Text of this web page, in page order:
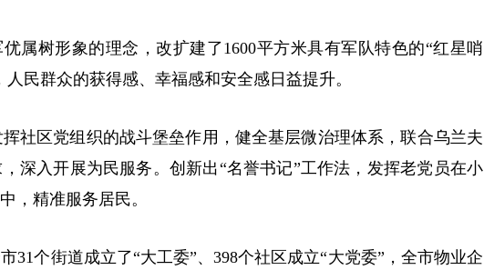
树形象的理念，改扩建了1600平方米具有军队特色的“红星哨
民群众的获得感、幸福感和安全感日益提升。
区党组织的战斗堡垒作用，健全基层微治理体系，联合乌兰夫
深入开展为民服务。创新出“名誉书记”工作法，发挥老党员在小
，精准服务居民。
个街道成立了“大工委”、398个社区成立“大党委”，全市物业企